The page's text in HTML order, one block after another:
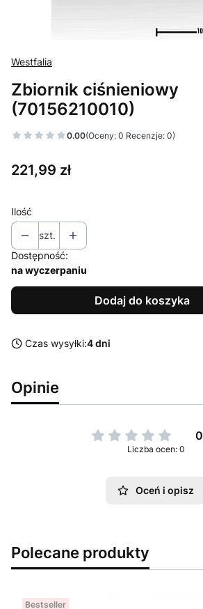
Westfalia
Zbiornik ciśnieniowy
(70156210010)
0.00(Oceny: 0 Recenzje: 0)
Cena
221,99 zł
Ilość
szt.
Dostępność:
na wyczerpaniu
Dodaj do koszyka
Czas wysyłki:4 dni
Opinie
Liczba ocen: 0
Oceń i opisz
Polecane produkty
Bestseller